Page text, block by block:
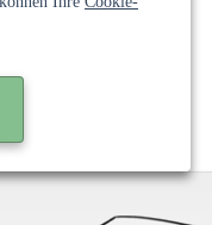
eine originale